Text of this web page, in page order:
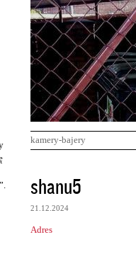
kamery-bajery
K
o
m
e
shanu5
21.12.2024
Adres